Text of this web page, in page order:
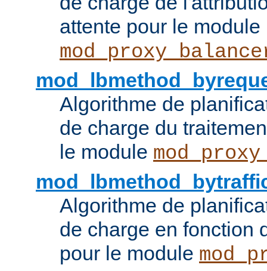
attente pour le module
Algorithme de
de charge du
le module
Algorithme de
de charge en fonction
pour le module